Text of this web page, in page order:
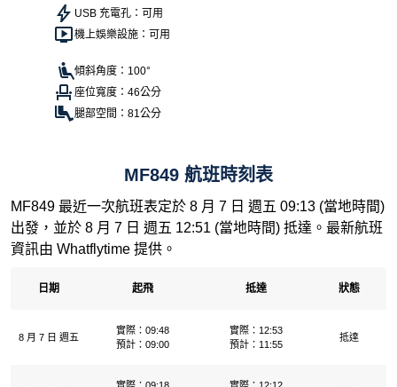
USB 充電孔：可用
機上娛樂設施：可用
傾斜角度：100°
座位寬度：46公分
腿部空間：81公分
MF849 航班時刻表
MF849 最近一次航班表定於 8 月 7 日 週五 09:13 (當地時間)
出發，並於 8 月 7 日 週五 12:51 (當地時間) 抵達。最新航班
資訊由 Whatflytime 提供。
日期 起飛 抵達 狀態
8 月 7 日 週五
實際：09:48
預計：09:00
實際：12:53
預計：11:55
抵達